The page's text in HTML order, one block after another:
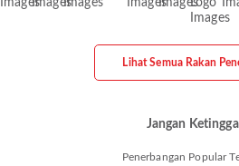
Lihat Semua Rakan
Jangan
Penerbangan Popular